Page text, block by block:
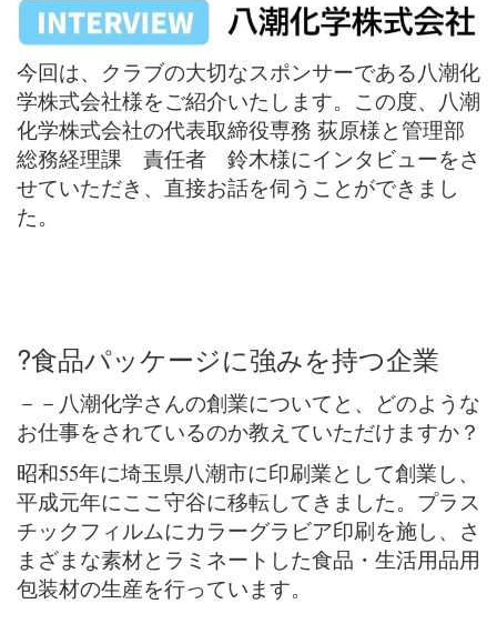
今回は、クラブの大切なスポンサーである八潮化
学株式会社様をご紹介いたします。この度、八潮
化学株式会社の代表取締役専務 荻原様と管理部
総務経理課 責任者 鈴木様にインタビューをさ
せていただき、直接お話を伺うことができまし
た。
?食品パッケージに強みを持つ企業
－－八潮化学さんの創業についてと、どのような
お仕事をされているのか教えていただけますか？
昭和55年に埼玉県八潮市に印刷業として創業し、
平成元年にここ守谷に移転してきました。プラス
チックフィルムにカラーグラビア印刷を施し、さ
まざまな素材とラミネートした食品・生活用品用
包装材の生産を行っています。